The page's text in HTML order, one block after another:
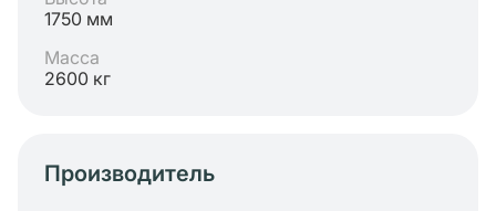
1750 мм
Масса
2600 кг
Производитель